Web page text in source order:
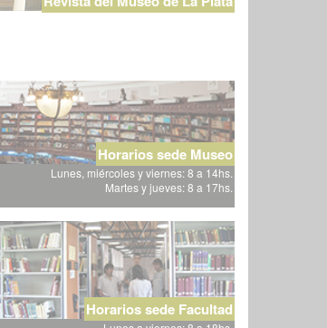
Horarios sede Museo
Lunes, miércoles y viernes: 8 a 14hs.
Martes y jueves: 8 a 17hs.
Horarios sede Facultad